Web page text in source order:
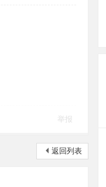
举报
返回列表